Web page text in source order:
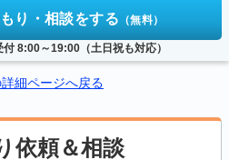
り・相談をする （無料）
8:00～19:00（土日祝も対応）
細ページへ戻る
依頼＆相談